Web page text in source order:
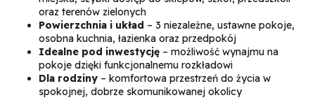
oraz terenów zielonych
Powierzchnia i układ – 3 niezależne, ustawne pokoje,
osobna kuchnia, łazienka oraz przedpokój
Idealne pod inwestycję – możliwość wynajmu na
pokoje dzięki funkcjonalnemu rozkładowi
Dla rodziny – komfortowa przestrzeń do życia w
spokojnej, dobrze skomunikowanej okolicy